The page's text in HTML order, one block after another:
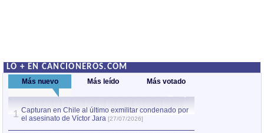
LO + EN CANCIONEROS.COM
Más nuevo Más leído Más votado
1 Capturan en Chile al último exmilitar condenado por
el asesinato de Víctor Jara [27/07/2026]